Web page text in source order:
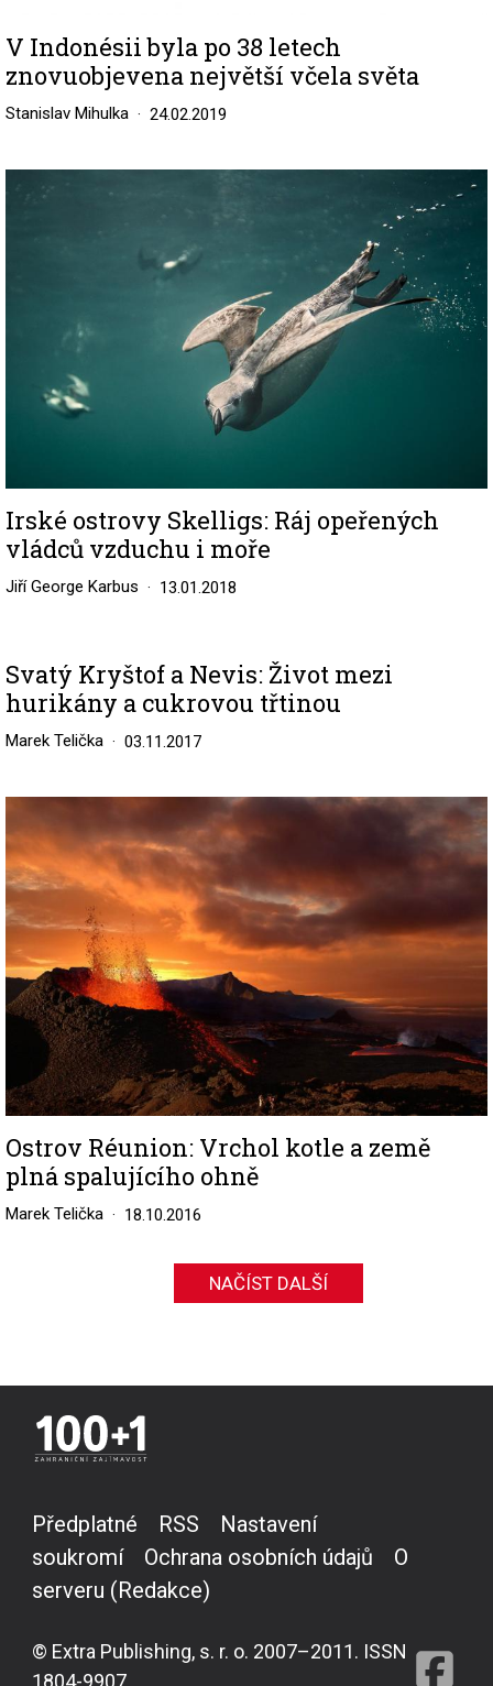
V Indonésii byla po 38 letech
znovuobjevena největší včela světa
Stanislav Mihulka 24.02.2019
Image
Irské ostrovy Skelligs: Ráj opeřených
vládců vzduchu i moře
Jiří George Karbus 13.01.2018
Svatý Kryštof a Nevis: Život mezi
hurikány a cukrovou třtinou
Marek Telička 03.11.2017
Ostrov Réunion: Vrchol kotle a země
plná spalujícího ohně
Marek Telička 18.10.2016
NAČÍST DALŠÍ
Předplatné RSS
Nastavení
soukromí
Ochrana osobních údajů
O
serveru (Redakce)
© Extra Publishing, s. r. o. 2007–2011. ISSN
1804-9907